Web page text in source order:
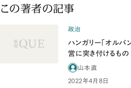
この著者の記事
政治
ハンガリー「オル
営に突き付けるもの
山本直
2022年4月8日